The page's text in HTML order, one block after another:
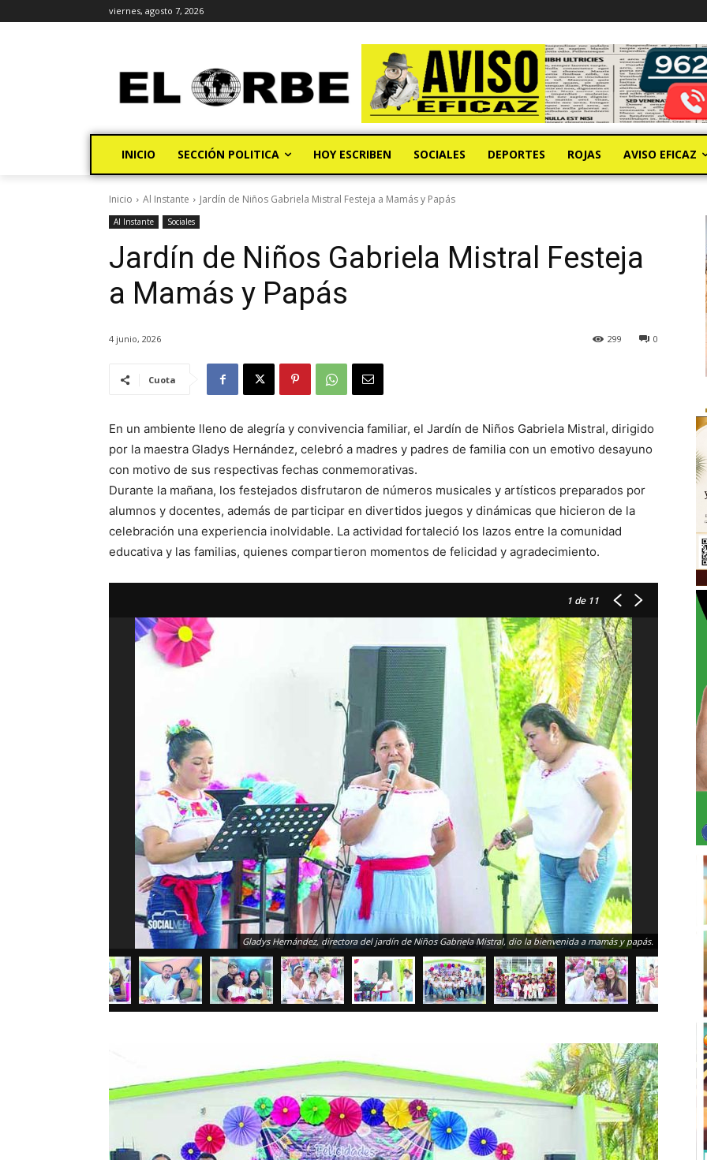
viernes, agosto 7, 2026
INICIO SECCIÓN POLITICA HOY ESCRIBEN SOCIALES DEPORTES ROJAS AVISO EFICAZ
Inicio Al Instante Jardín de Niños Gabriela Mistral Festeja a Mamás y Papás
Al Instante Sociales
Jardín de Niños Gabriela Mistral Festeja
a Mamás y Papás
4 junio, 2026 0
299
Cuota
En un ambiente lleno de alegría y convivencia familiar, el Jardín de Niños Gabriela Mistral, dirigido
por la maestra Gladys Hernández, celebró a madres y padres de familia con un emotivo desayuno
con motivo de sus respectivas fechas conmemorativas.
Durante la mañana, los festejados disfrutaron de números musicales y artísticos preparados por
alumnos y docentes, además de participar en divertidos juegos y dinámicas que hicieron de la
celebración una experiencia inolvidable. La actividad fortaleció los lazos entre la comunidad
educativa y las familias, quienes compartieron momentos de felicidad y agradecimiento.
1 de 11
Gladys Hernández, directora del jardín de Niños Gabriela Mistral, dio la bienvenida a mamás y papás.